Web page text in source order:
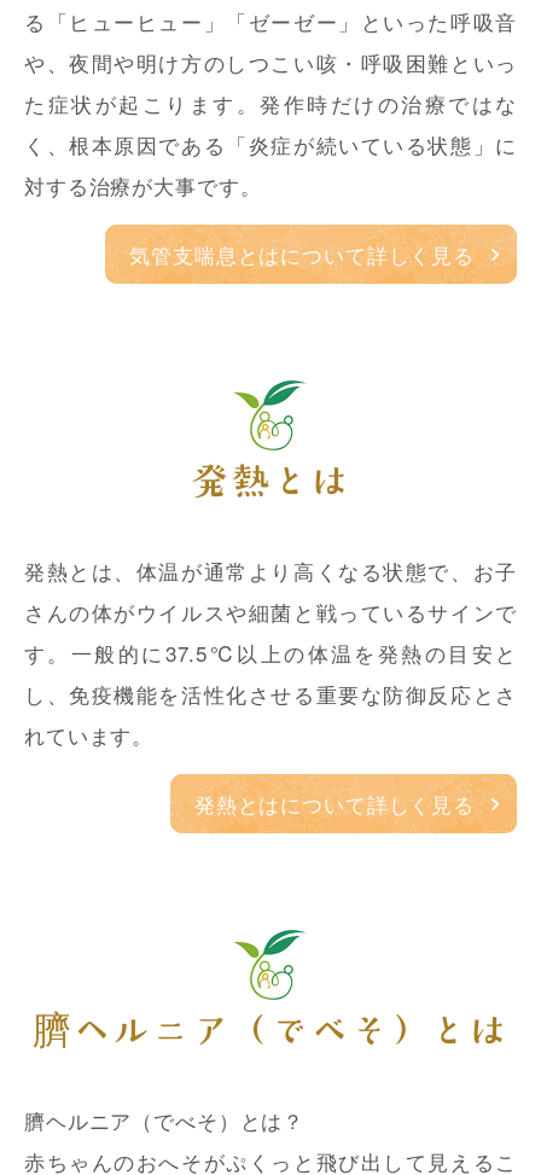
る「ヒューヒュー」「ゼーゼー」といった呼吸音
や、夜間や明け方のしつこい咳・呼吸困難といっ
た症状が起こります。発作時だけの治療ではな
く、根本原因である「炎症が続いている状態」に
対する治療が大事です。
気管支喘息とはについて詳しく見る
発熱とは
発熱とは、体温が通常より高くなる状態で、お子
さんの体がウイルスや細菌と戦っているサインで
す。一般的に37.5℃以上の体温を発熱の目安と
し、免疫機能を活性化させる重要な防御反応とさ
れています。
発熱とはについて詳しく見る
臍ヘルニア（でべそ）とは
臍ヘルニア（でべそ）とは？
赤ちゃんのおへそがぷくっと飛び出して見えるこ